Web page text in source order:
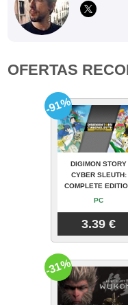
OFERTAS
DIGIMON STORY
CYBER SLEUTH:
COMPLETE
PC
3.39 €
-91%
-31%